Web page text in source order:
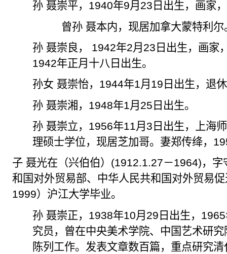
孙 聂崇平， 1940年9月 23 日出生，画家
曾孙 聂本内，现居加拿大蒙特利尔
孙 聂崇良，
1942年2月 23 日出生，画家
1942年正月十八日出生。
孙女 聂崇怡， 1944年1月 19 日出生，退
孙 聂崇湘， 1948年1月 25 日出生。
孙 聂崇立， 1956年11月3 日出生，上海
理硕士学位，现居芝加哥。妻郑传绛，
子 聂光在（兴伯伯） (1912.1.27－1964)，字
和国对外贸易部、中华人民共和国对外贸易
1999）沪江大学毕业。
孙 聂崇正， 1938年10月 29 日出生， 1965
究员，曾在中央美术学院、中国艺术研
陈列工作。发表文章数百篇，重点研究